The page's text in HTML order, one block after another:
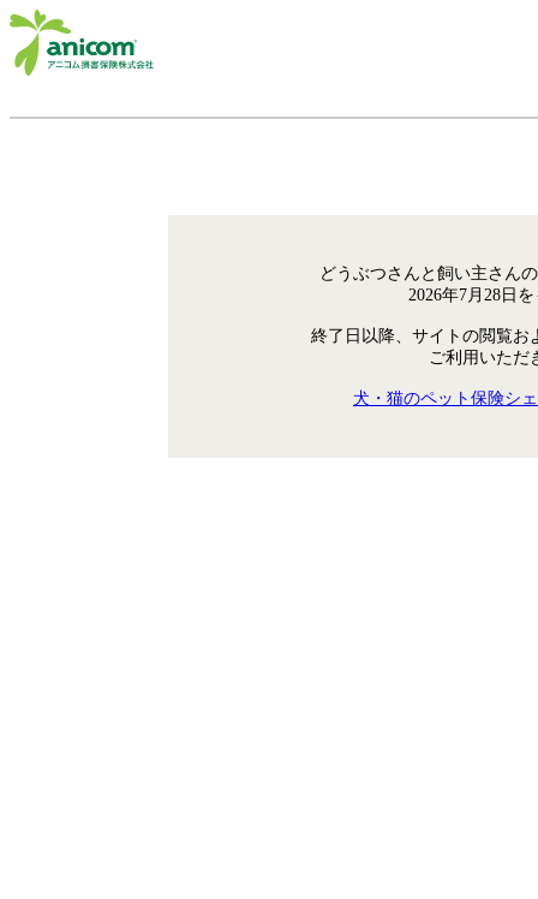
どうぶつさんと飼い主さん
2026年7月28日
終了日以降、サイトの閲覧お
ご利用いただ
犬・猫のペット保険シ